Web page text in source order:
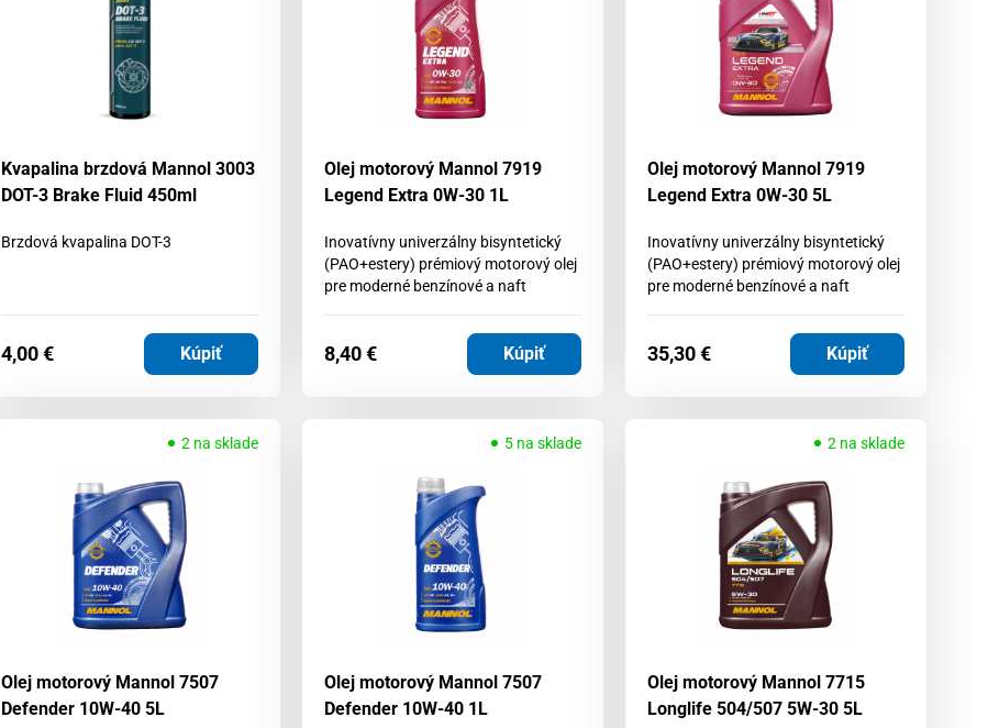
Kvapalina brzdová Mannol 3003
DOT-3 Brake Fluid 450ml
Brzdová kvapalina DOT-3
4,00€ Kúpiť
Olej motorový Mannol 7919
Legend Extra 0W-30 1L
Inovatívny univerzálny bisyntetický
(PAO+estery) prémiový motorový olej
pre moderné benzínové a naft
8,40€ Kúpiť
Olej motorový Mannol 7919
Legend Extra 0W-30 5L
Inovatívny univerzálny bisyntetický
(PAO+estery) prémiový motorový olej
pre moderné benzínové a naft
35,30€ Kúpiť
2 na sklade
Olej motorový Mannol 7507
Defender 10W-40 5L
5 na sklade
Olej motorový Mannol 7507
Defender 10W-40 1L
2 na sklade
Olej motorový Mannol 7715
Longlife 504/507 5W-30 5L